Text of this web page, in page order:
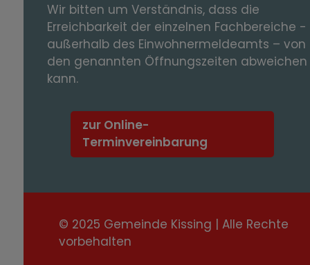
Wir bitten um Verständnis, dass die
Erreichbarkeit der einzelnen Fachbereiche -
außerhalb des Einwohnermeldeamts – von
den genannten Öffnungszeiten abweichen
kann.
zur Online-
Terminvereinbarung
© 2025 Gemeinde Kissing | Alle Rechte
vorbehalten